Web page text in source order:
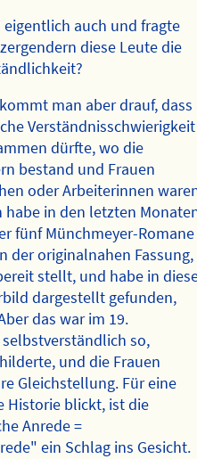
eigentlich auch und fragte
diese Leute die
man aber drauf, dass
Verständnisschwierigkeit
dürfte, wo die
bestand und Frauen
oder Arbeiterinnen
habe in den letzten
fünf Münchmeyer-Romane
der originalnahen Fassung,
stellt, und habe in
dargestellt gefunden,
das war im 19.
so,
und die Frauen
Gleichstellung. Für eine
Historie blickt, ist die
Anrede =
ein Schlag ins Gesicht.